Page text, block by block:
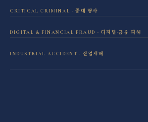
이혼·재산분할 전담센터
CRITICAL CRIMINAL · 중대 형사
성범죄 전담센터
DIGITAL & FINANCIAL FRAUD · 디지털·금융 피해
보이스피싱·리딩방 사기 피해 회복
INDUSTRIAL ACCIDENT · 산업재해